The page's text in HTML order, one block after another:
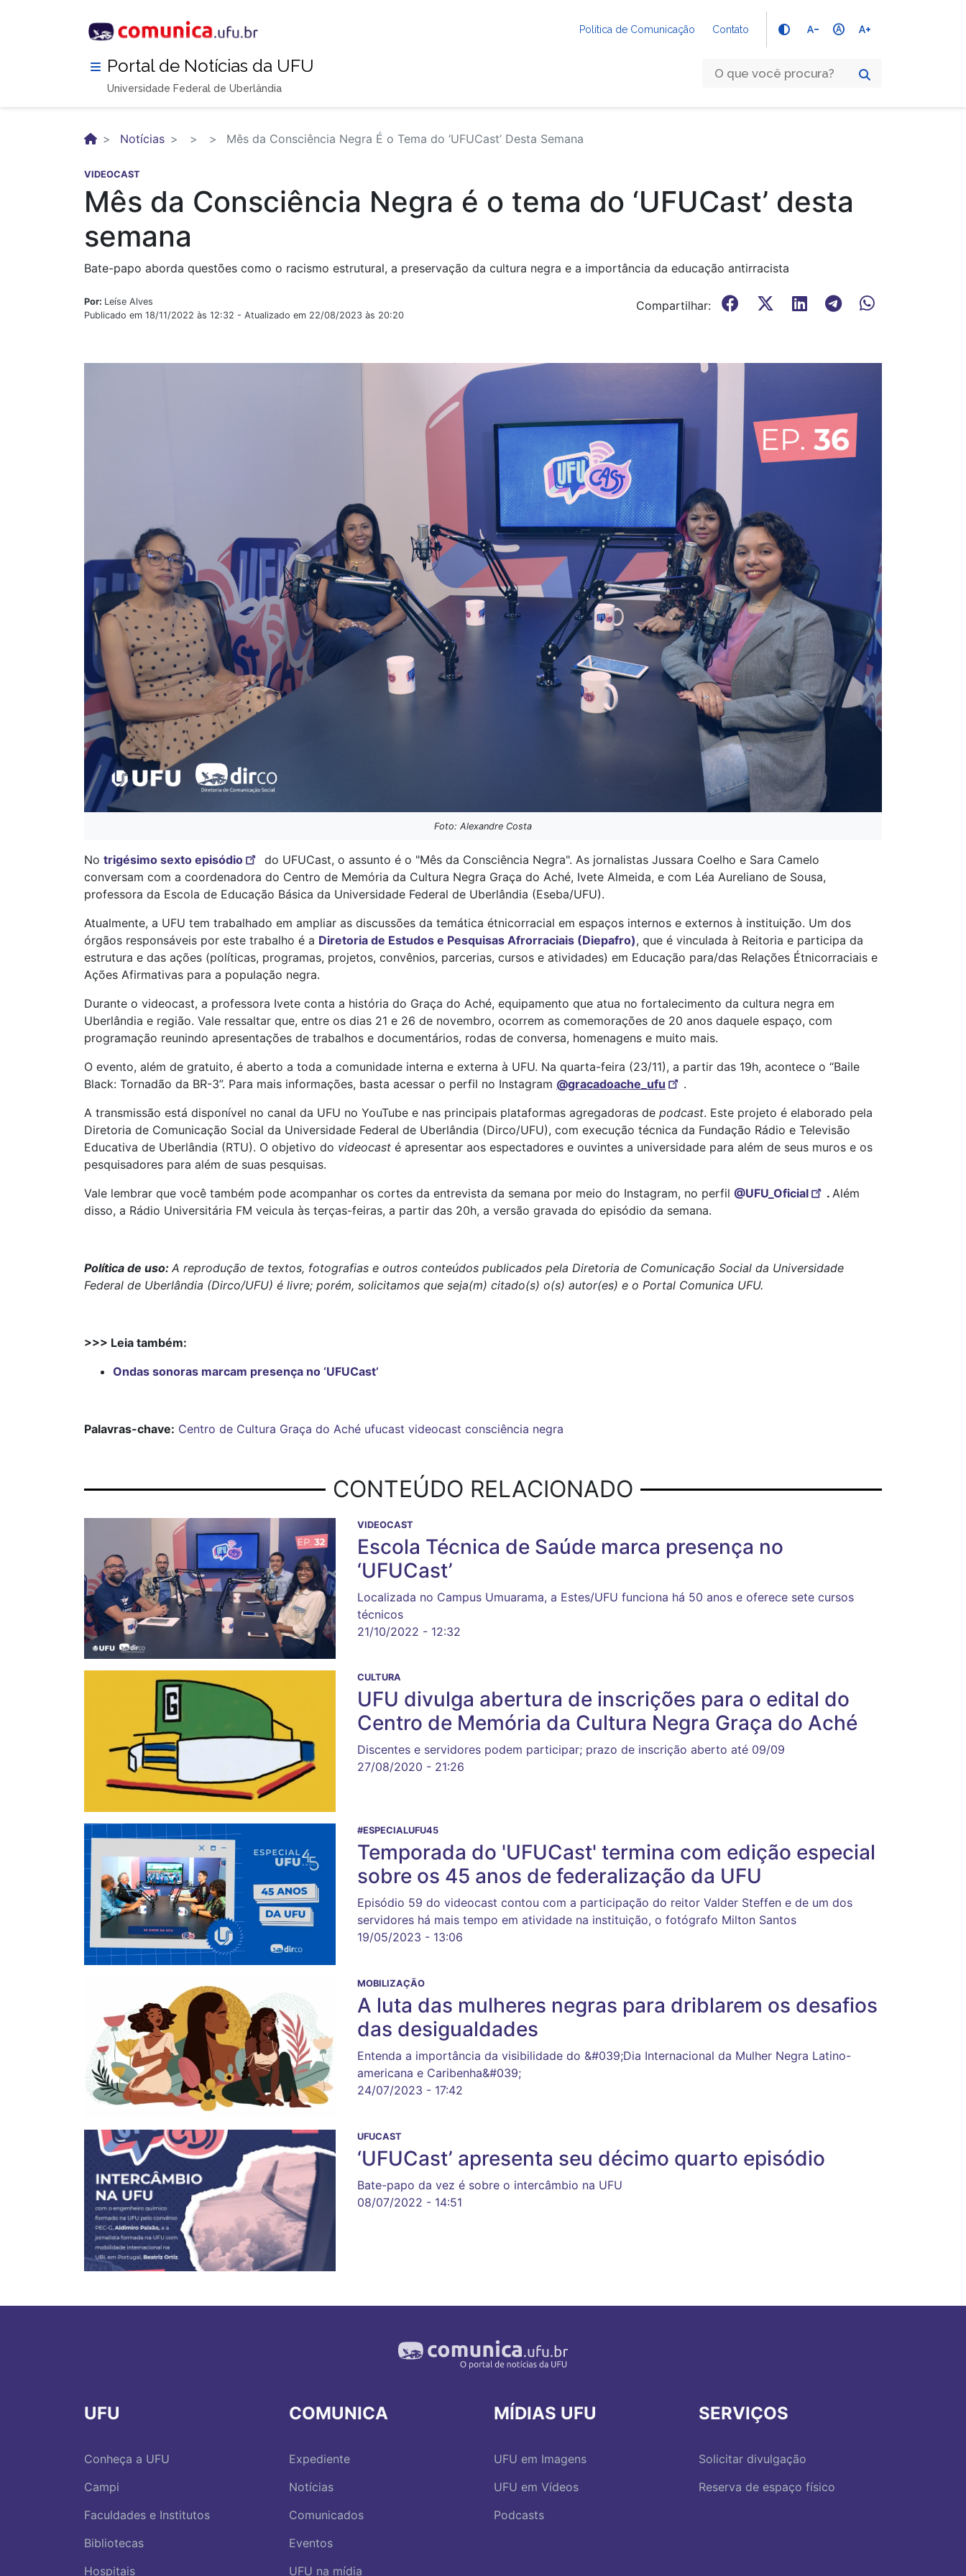
Política de Comunicação Contato text_decrease hdr_auto text_increase
Portal de Notícias da UFU
Universidade Federal de Uberlândia
Notícias Mês da Consciência Negra É o Tema do ‘UFUCast’ Desta Semana
VIDEOCAST
Mês da Consciência Negra é o tema do ‘UFUCast’ desta
semana
Bate-papo aborda questões como o racismo estrutural, a preservação da cultura negra e a importância da educação antirracista
Por: Leíse Alves
Publicado em 18/11/2022 às 12:32 - Atualizado em 22/08/2023 às 20:20
Compartilhar:
Foto: Alexandre Costa
No trigésimo sexto episódio
do UFUCast, o assunto é o "Mês da Consciência Negra". As jornalistas Jussara Coelho e Sara Camelo
conversam com a coordenadora do Centro de Memória da Cultura Negra Graça do Aché, Ivete Almeida, e com Léa Aureliano de Sousa,
professora da Escola de Educação Básica da Universidade Federal de Uberlândia (Eseba/UFU).
Atualmente, a UFU tem trabalhado em ampliar as discussões da temática étnicorracial em espaços internos e externos à instituição. Um dos
órgãos responsáveis por este trabalho é a Diretoria de Estudos e Pesquisas Afrorraciais (Diepafro), que é vinculada à Reitoria e participa da
estrutura e das ações (políticas, programas, projetos, convênios, parcerias, cursos e atividades) em Educação para/das Relações Étnicorraciais e
Ações Afirmativas para a população negra.
Durante o videocast, a professora Ivete conta a história do Graça do Aché, equipamento que atua no fortalecimento da cultura negra em
Uberlândia e região. Vale ressaltar que, entre os dias 21 e 26 de novembro, ocorrem as comemorações de 20 anos daquele espaço, com
programação reunindo apresentações de trabalhos e documentários, rodas de conversa, homenagens e muito mais.
O evento, além de gratuito, é aberto a toda a comunidade interna e externa à UFU. Na quarta-feira (23/11), a partir das 19h, acontece o “Baile
Black: Tornadão da BR-3”. Para mais informações, basta acessar o perfil no Instagram @gracadoache_ufu
.
A transmissão está disponível no canal da UFU no YouTube e nas principais plataformas agregadoras de podcast. Este projeto é elaborado pela
Diretoria de Comunicação Social da Universidade Federal de Uberlândia (Dirco/UFU), com execução técnica da Fundação Rádio e Televisão
Educativa de Uberlândia (RTU). O objetivo do videocast é apresentar aos espectadores e ouvintes a universidade para além de seus muros e os
pesquisadores para além de suas pesquisas.
Vale lembrar que você também pode acompanhar os cortes da entrevista da semana por meio do Instagram, no perfil @UFU_Oficial . Além
disso, a Rádio Universitária FM veicula às terças-feiras, a partir das 20h, a versão gravada do episódio da semana.
Política de uso: A reprodução de textos, fotografias e outros conteúdos publicados pela Diretoria de Comunicação Social da Universidade
Federal de Uberlândia (Dirco/UFU) é livre; porém, solicitamos que seja(m) citado(s) o(s) autor(es) e o Portal Comunica UFU.
>>> Leia também:
Ondas sonoras marcam presença no ‘UFUCast’
Palavras-chave: Centro de Cultura Graça do Aché ufucast videocast consciência negra
CONTEÚDO RELACIONADO
VIDEOCAST
Escola Técnica de Saúde marca presença no
‘UFUCast’
Localizada no Campus Umuarama, a Estes/UFU funciona há 50 anos e oferece sete cursos
técnicos
21/10/2022 - 12:32
CULTURA
UFU divulga abertura de inscrições para o edital do
Centro de Memória da Cultura Negra Graça do Aché
Discentes e servidores podem participar; prazo de inscrição aberto até 09/09
27/08/2020 - 21:26
#ESPECIALUFU45
Temporada do 'UFUCast' termina com edição especial
sobre os 45 anos de federalização da UFU
Episódio 59 do videocast contou com a participação do reitor Valder Steffen e de um dos
servidores há mais tempo em atividade na instituição, o fotógrafo Milton Santos
19/05/2023 - 13:06
MOBILIZAÇÃO
A luta das mulheres negras para driblarem os desafios
das desigualdades
Entenda a importância da visibilidade do &#039;Dia Internacional da Mulher Negra Latino-
americana e Caribenha&#039;
24/07/2023 - 17:42
UFUCAST
‘UFUCast’ apresenta seu décimo quarto episódio
Bate-papo da vez é sobre o intercâmbio na UFU
08/07/2022 - 14:51
UFU
Conheça a UFU
Campi
Faculdades e Institutos
Bibliotecas
Hospitais
COMUNICA
Expediente
Notícias
Comunicados
Eventos
UFU na mídia
MÍDIAS UFU
UFU em Imagens
UFU em Vídeos
Podcasts
SERVIÇOS
Solicitar divulgação
Reserva de espaço físico